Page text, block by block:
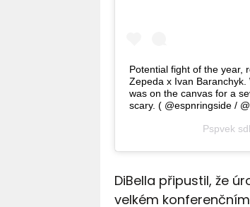
Potential fight of the year,
Zepeda x Ivan
was on the canvas for a
scary. ( @espnringside /
Pspvek
DiBella připustil, že
velkém